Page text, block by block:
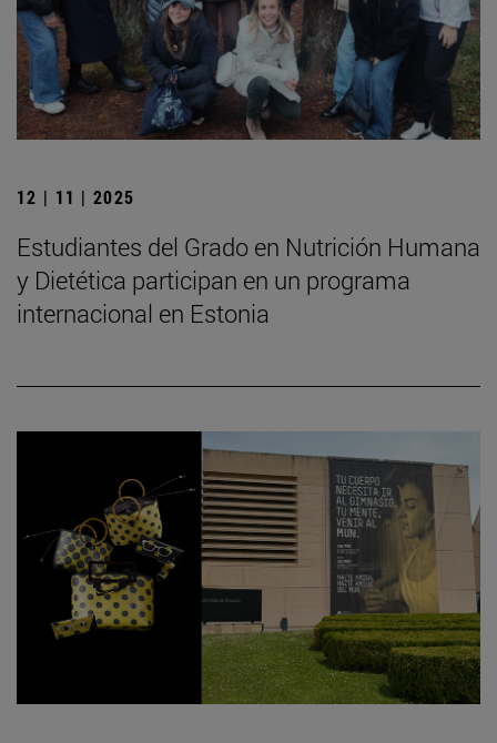
12 | 11 | 2025
Estudiantes del Grado en Nutrición Humana
y Dietética participan en un programa
internacional en Estonia